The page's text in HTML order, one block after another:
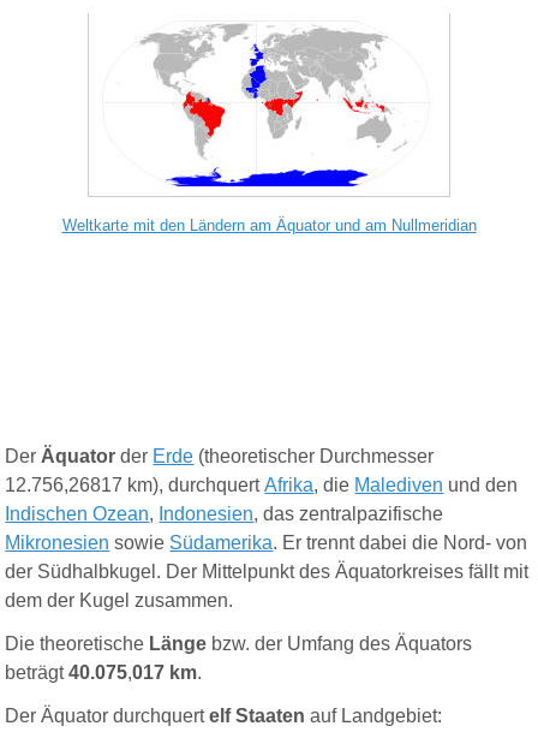
Weltkarte mit den Ländern am Äquator und am Nullmeridian
Der Äquator der Erde (theoretischer Durchmesser
12.756,26817 km), durchquertAfrika, die Malediven und den
Indischen Ozean, Indonesien, das zentralpazifische
Mikronesien sowie Südamerika. Er trennt dabei die Nord- von
der Südhalbkugel. Der Mittelpunkt des Äquatorkreises fällt mit
dem der Kugel zusammen.
Die theoretische Länge bzw. der Umfang des Äquators
beträgt40.075,017 km.
Der Äquator durchquertelf Staaten auf Landgebiet: